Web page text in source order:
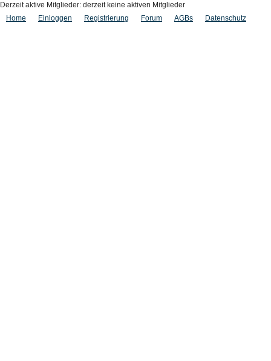
Derzeit aktive Mitglieder: derzeit keine aktiven Mitglieder
Home
Einloggen Registrierung Forum AGBs Datenschutz